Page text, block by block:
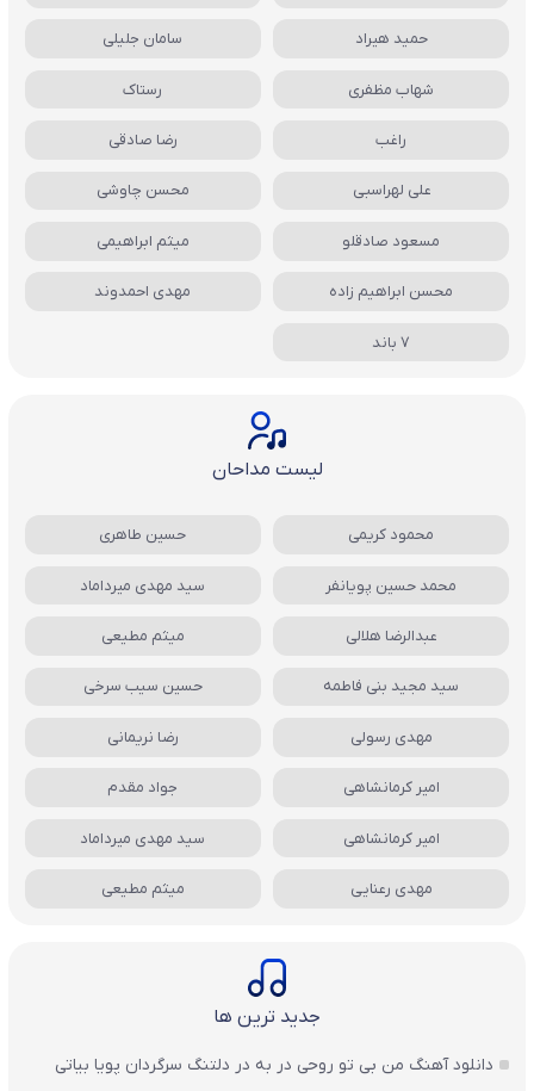
حمید هیراد سامان جلیلی
شهاب مظفری رستاک
راغب رضا صادقی
علی لهراسبی محسن چاوشی
مسعود صادقلو میثم ابراهیمی
محسن ابراهیم زاده مهدی احمدوند
7 باند
لیست مداحان
محمود کریمی حسین طاهری
محمد حسین پویانفر سید مهدی میرداماد
عبدالرضا هلالی میثم مطیعی
سید مجید بنی فاطمه حسین سیب سرخی
مهدی رسولی رضا نریمانی
امیر کرمانشاهی جواد مقدم
امیر کرمانشاهی سید مهدی میرداماد
مهدی رعنایی میثم مطیعی
جدید ترین ها
دانلود آهنگ من بی تو روحی در به در دلتنگ سرگردان پویا بیاتی